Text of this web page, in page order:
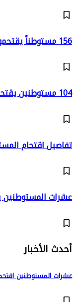
156 مستوطناً يقتحمون المسجد الأقصى اليوم
104 مستوطنين يقتحمون المسجد الأقصى اليوم
تفاصيل اقتحام
عشرات
أحدث الأخبار
عشرات المستوطنين